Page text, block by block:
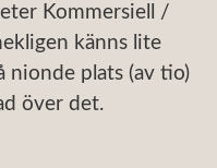
Kommersiell /
känns lite
nionde plats (av tio)
över det.